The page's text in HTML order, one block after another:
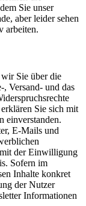
Sie unser
aber leider sehen
arbeiten.
Sie über die
, Versand- und das
Sie sich mit
einverstanden.
E-Mails und
der Einwilligung
Sofern im
Inhalte konkret
der Nutzer
Informationen